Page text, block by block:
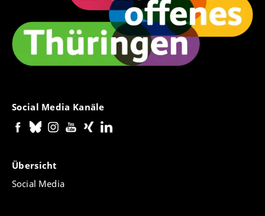
Social Media Kanäle
Übersicht
Social Media